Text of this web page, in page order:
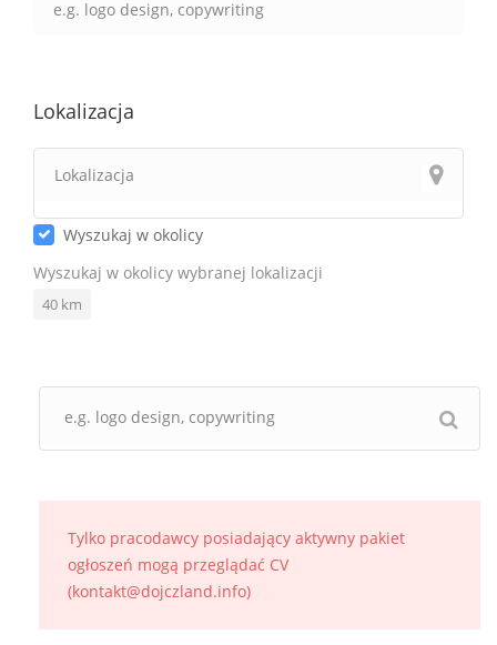
Lokalizacja
Wyszukaj w okolicy
Wyszukaj w okolicy wybranej lokalizacji
40 km
Tylko pracodawcy posiadający aktywny pakiet
ogłoszeń mogą przeglądać CV
(kontakt@dojczland.info)